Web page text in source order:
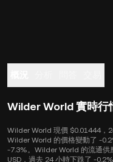
Wilder World 實時行
Wilder World 現價 $0.01444，
Wilder World 的價格變動了 -
-7.3%。Wilder World 的流通供
USD，過去 24 小時下跌了 -